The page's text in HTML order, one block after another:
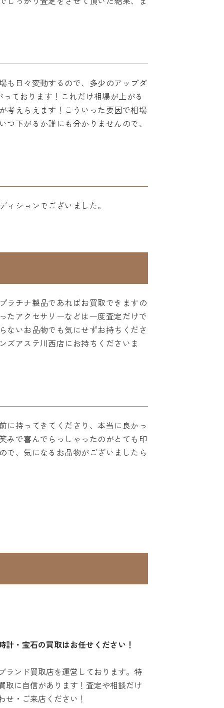
も日々変動するので、多少のアップダ
ております！これだけ相場が上がる
考えらえます！こういった要因で相場
下がるか誰にも分かりませんので、
ションでございました。
ラチナ製品であればお買取できますの
たアクセサリーなどは一度査定だけで
ないお品物でも気にせずお持ちくださ
ズアステ川西店にお持ちくださいま
に持ってきてくださり、本当に良かっ
みで喜んでらっしゃったのがとても印
で、気になるお品物がございましたら
・宝石の買取はお任せください！
ランド買取店を運営しております。特
取に自信があります！査定や相談だけ
せ・ご来店ください！